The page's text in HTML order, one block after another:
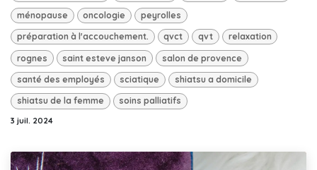
ménopause oncologie peyrolles
préparation à l'accouchement. qvct qvt relaxation
rognes saint esteve janson salon de provence
santé des employés sciatique shiatsu a domicile
shiatsu de la femme soins palliatifs
3 juil. 2024